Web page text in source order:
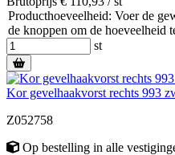
Producthoeveelheid: Voer de
de knoppen om de hoeveelheid
st
Kor gevelhaakvorst rechts 993
Z052758
Op bestelling in alle